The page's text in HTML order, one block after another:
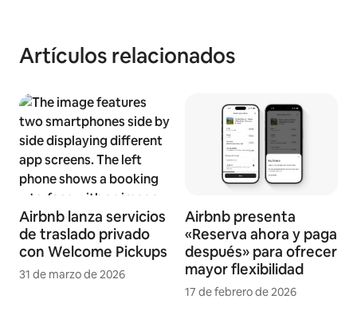
Artículos relacionados
Airbnb lanza servicios
de traslado privado
con Welcome Pickups
31 de marzo de 2026
Airbnb presenta
«Reserva ahora y paga
después» para ofrecer
mayor flexibilidad
17 de febrero de 2026